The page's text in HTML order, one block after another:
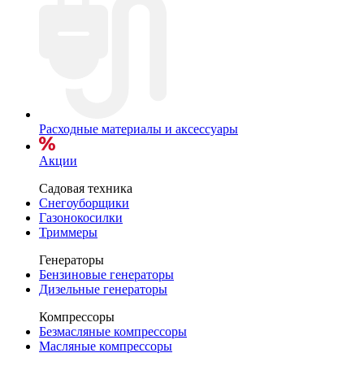
Расходные материалы и аксессуары
Акции
Садовая техника
Снегоуборщики
Газонокосилки
Триммеры
Генераторы
Бензиновые генераторы
Дизельные генераторы
Компрессоры
Безмасляные компрессоры
Масляные компрессоры